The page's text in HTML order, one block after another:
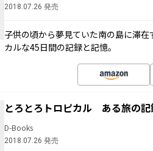
2018.07.26 発売
子供の頃から夢見ていた南の島に滞
カルな45日間の記録と記憶。
とろとろトロピカル ある旅の
D-Books
2018.07.26 発売